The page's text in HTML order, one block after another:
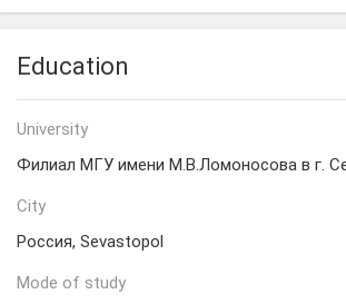
Education
University
Филиал МГУ имени М.В.Ломоносова в г.
City
Россия, Sevastopol
Mode of study